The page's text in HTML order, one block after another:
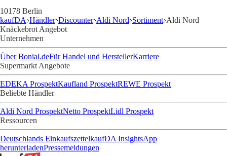
10178 Berlin
kaufDA Händler Discounter Aldi Nord Sortiment Aldi Nord
Knäckebrot Angebot
Unternehmen
Über Bonial.deFür Handel und HerstellerKarriere
Supermarkt Angebote
EDEKA ProspektKaufland ProspektREWE Prospekt
Beliebte Händler
Aldi Nord ProspektNetto ProspektLidl Prospekt
Ressourcen
Deutschlands EinkaufszettelkaufDA InsightsApp
herunterladenPressemeldungen